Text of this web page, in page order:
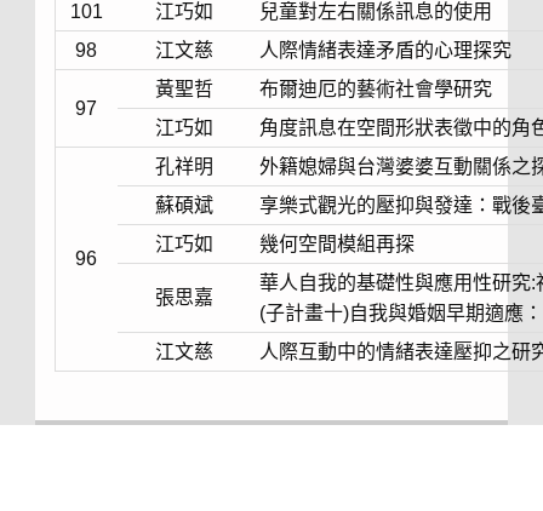
101
江巧如
兒童對左右關係訊息的使用
98
江文慈 人際情緒表達矛盾的心理探究
97
黃聖哲
布爾迪厄的藝術社會學研究
江巧如
角度訊息在空間形狀表徵中的角
96
孔祥明
外籍媳婦與台灣婆婆互動關係之
蘇碩斌
享樂式觀光的壓抑與發達：戰後
江巧如
幾何空間模組再探
張思嘉
華人自我的基礎性與應用性研究
(子計畫十)自我與婚姻早期適應
江文慈
人際互動中的情緒表達壓抑之研